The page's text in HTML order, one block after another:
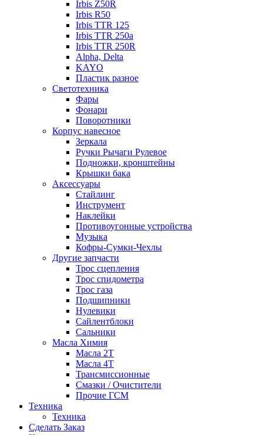
Irbis Z50R
Irbis R50
Irbis TTR 125
Irbis TTR 250a
Irbis TTR 250R
Alpha, Delta
KAYO
Пластик разное
Светотехника
Фары
Фонари
Поворотники
Корпус навесное
Зеркала
Ручки Рычаги Рулевое
Подножки, кронштейны
Крышки бака
Аксессуары
Стайлинг
Инструмент
Наклейки
Противоугонные устройства
Музыка
Кофры-Сумки-Чехлы
Другие запчасти
Трос сцепления
Трос спидометра
Трос газа
Подшипники
Нулевики
Сайлентблоки
Сальники
Масла Химия
Масла 2Т
Масла 4Т
Трансмиссионные
Смазки / Очистители
Прочие ГСМ
Техника
Техника
Сделать Заказ